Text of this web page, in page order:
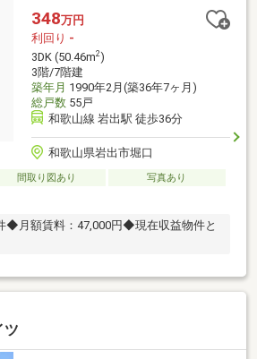
348万円
利回り -
3DK (50.46m2)
3階/7階建
築年月 1990年2月(築36年7ヶ月)
総戸数55戸
和歌山線 岩出駅 徒歩36分
和歌山県岩出市堀口
間取り図あり
写真あり
◆月額賃料：47,000円◆現在収益物件と
ツ